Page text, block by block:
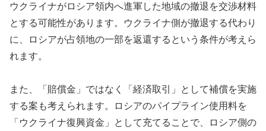
ウクライナがロシア領内へ進軍した地域の撤退を交渉材料
とする可能性があります。ウクライナ側が撤退する代わり
に、ロシアが占領地の一部を返還するという条件が考えら
れます。
また、「賠償金」ではなく「経済取引」として補償を実施
する案も考えられます。ロシアのパイプライン使用料を
「ウクライナ復興資金」として充てることで、ロシア側の